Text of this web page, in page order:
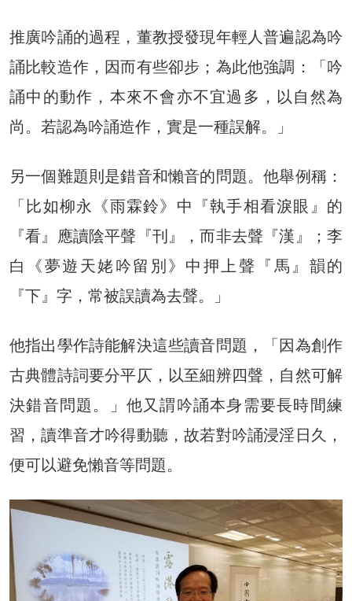
推廣吟誦的過程，董教授發現年輕人普遍認為吟
誦比較造作，因而有些卻步；為此他強調：「吟
誦中的動作，本來不會亦不宜過多，以自然為
尚。若認為吟誦造作，實是一種誤解。」
另一個難題則是錯音和懶音的問題。他舉例稱：
「比如柳永《雨霖鈴》中『執手相看淚眼』的
『看』應讀陰平聲『刊』，而非去聲『漢』；李
白《夢遊天姥吟留別》中押上聲『馬』韻的
『下』字，常被誤讀為去聲。」
他指出學作詩能解決這些讀音問題，「因為創作
古典體詩詞要分平仄，以至細辨四聲，自然可解
決錯音問題。」他又謂吟誦本身需要長時間練
習，讀準音才吟得動聽，故若對吟誦浸淫日久，
便可以避免懶音等問題。